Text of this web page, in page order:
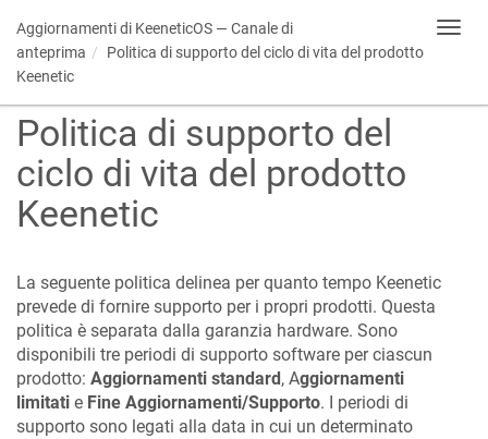
Aggiornamenti di KeeneticOS — Canale di
anteprima
Politica di supporto del ciclo di vita del prodotto
Keenetic
Politica di supporto del
ciclo di vita del prodotto
Keenetic
La seguente politica delinea per quanto tempo Keenetic
prevede di fornire supporto per i propri prodotti. Questa
politica è separata dalla garanzia hardware. Sono
disponibili tre periodi di supporto software per ciascun
prodotto: Aggiornamenti standard, Aggiornamenti
limitati e Fine Aggiornamenti/Supporto. I periodi di
supporto sono legati alla data in cui un determinato